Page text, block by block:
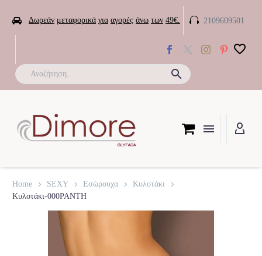
 Δωρεάν μεταφορικά για αγορές άνω των 49€. 
 2109609501
Home SEXY Εσώρουχα
Κυλοτάκι
Κυλοτάκι-000PANTH